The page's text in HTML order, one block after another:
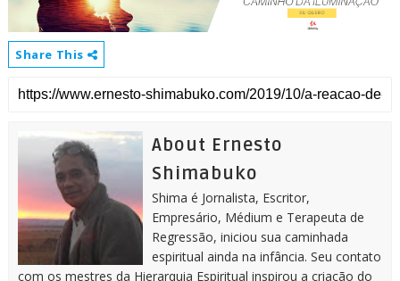
Share This
About Ernesto
Shimabuko
Shima é Jornalista, Escritor,
Empresário, Médium e Terapeuta de
Regressão, iniciou sua caminhada
espiritual ainda na infância. Seu contato
com os mestres da Hierarquia Espiritual inspirou a criação do